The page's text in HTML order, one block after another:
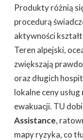
Produkty różnią
procedurą
aktywności
Teren alpejski,
zwiększają
oraz długich
lokalne ceny
ewakuacji. TU
Assistance,
mapy ryzyka, co